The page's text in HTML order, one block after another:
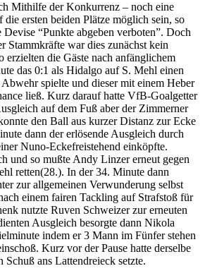
Mithilfe der Konkurrenz – noch eine
ersten beiden Plätze möglich sein, so
“Punkte abgeben verboten”. Doch
Stammkräfte war dies zunächst kein
erzielten die Gäste nach anfänglichem
das 0:1 als Hidalgo auf S. Mehl einen
spielte und dieser mit einem Heber
ließ. Kurz darauf hatte VfB-Goalgetter
auf dem Fuß aber der Zimmerner
den Ball aus kurzer Distanz zur Ecke
dann der erlösende Ausgleich durch
Nuno-Eckefreistehend einköpfte.
und so mußte Andy Linzer erneut gegen
retten(28.). In der 34. Minute dann
zur allgemeinen Verwunderung selbst
einem fairen Tackling auf Strafstoß für
nutzte Ruven Schweizer zur erneuten
Ausgleich besorgte dann Nikola
indem er 3 Mann im Fünfer stehen
Kurz vor der Pause hatte derselbe
Schuß ans Lattendreieck setzte.